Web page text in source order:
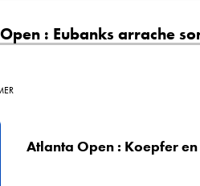
: Eubanks arrache
Atlanta Open : Koepfer